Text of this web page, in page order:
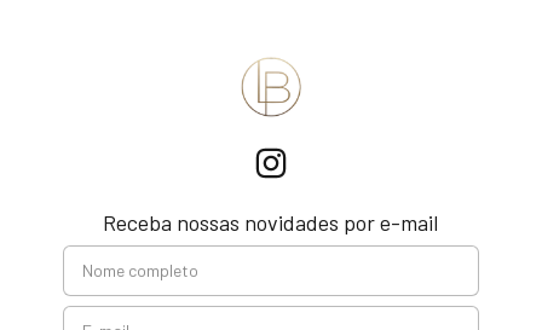
Receba nossas novidades por e-mail